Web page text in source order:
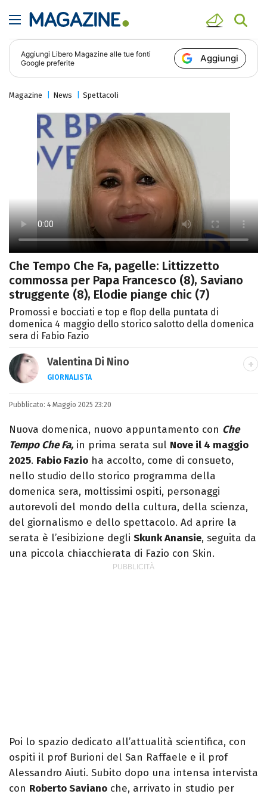
Aggiungi Libero Magazine alle tue fonti
Google preferite
Aggiungi
Magazine News Spettacoli
Che Tempo Che Fa, pagelle: Littizzetto
commossa per Papa Francesco (8), Saviano
struggente (8), Elodie piange chic (7)
Promossi e bocciati e top e flop della puntata di
domenica 4 maggio dello storico salotto della domenica
sera di Fabio Fazio
Valentina Di Nino
GIORNALISTA
LINKEDIN
INSTAGRAM FACEBOOK SITO
Romana, laurea in Scienze Politiche,
giornalista per caso. Ho scritto per
quotidiani, settimanali, siti e agenzie,
prevalentemente di cronaca e spettacoli.
Pubblicato: 4 Maggio 2025 23:20
Nuova domenica, nuovo appuntamento con Che
Tempo Che Fa, in prima serata sul Nove il 4 maggio
2025. Fabio Fazio ha accolto, come di consueto,
nello studio dello storico programma della
domenica sera, moltissimi ospiti, personaggi
autorevoli del mondo della cultura, della scienza,
del giornalismo e dello spettacolo. Ad aprire la
serata è l’esibizione degli Skunk Anansie, seguita da
una piccola chiacchierata di Fazio con Skin.
Poi lo spazio dedicato all’attualità scientifica, con
ospiti il prof Burioni del San Raffaele e il prof
Alessandro Aiuti. Subito dopo una intensa intervista
con Roberto Saviano che, arrivato in studio per